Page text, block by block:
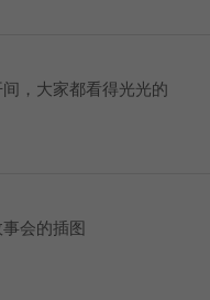
，大家都看得光光的
会的插图